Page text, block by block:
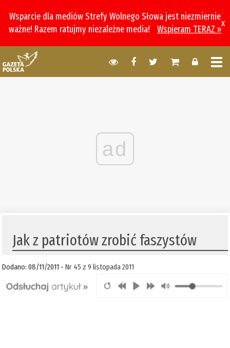
Wsparcie dla mediów Strefy Wolnego Słowa jest niezmiernie
ważne! Razem ratujmy niezależne media!
Wspieram TERAZ »
x
ad
Jak z patriotów zrobić faszystów
Dodano: 08/11/2011 -Nr 45 z 9 listopada 2011